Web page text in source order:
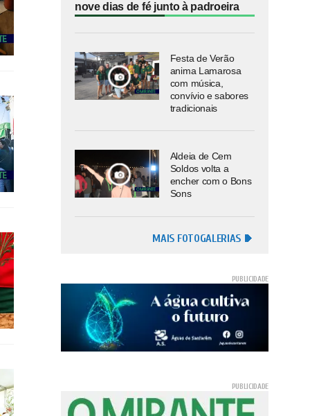
nove dias de fé junto à padroeira
Festa de Verão
anima Lamarosa
com música,
convívio e sabores
tradicionais
Aldeia de Cem
Soldos volta a
encher com o Bons
Sons
MAIS FOTOGALERIAS